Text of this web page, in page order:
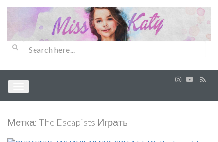
Метка: The Escapists Играть